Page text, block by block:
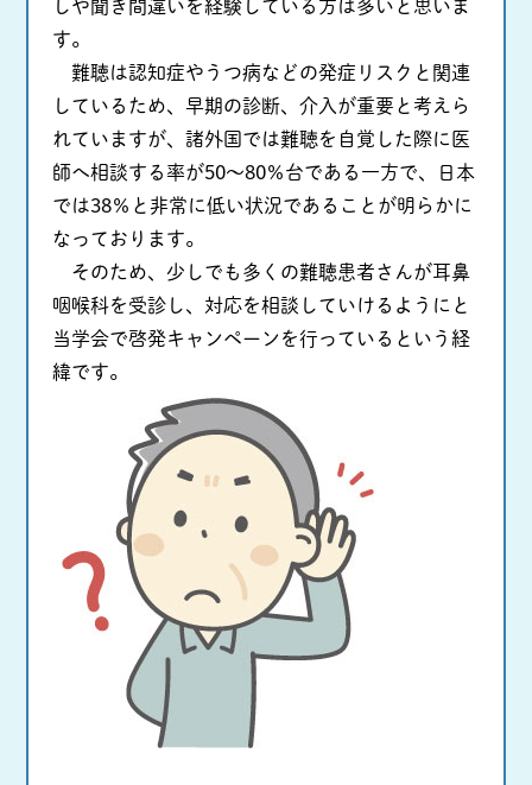
しや聞き間違いを経験している方は多いと思いま
す。
難聴は認知症やうつ病などの発症リスクと関連
しているため、早期の診断、介入が重要と考えら
れていますが、諸外国では難聴を自覚した際に医
師へ相談する率が50～80％台である一方で、日本
では38％と非常に低い状況であることが明らかに
なっております。
そのため、少しでも多くの難聴患者さんが耳鼻
咽喉科を受診し、対応を相談していけるようにと
当学会で啓発キャンペーンを行っているという経
緯です。